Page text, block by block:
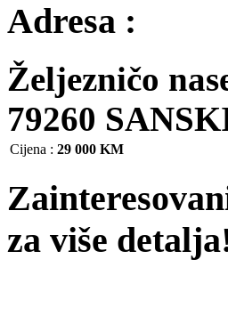
Adresa :
Željezničo
79260
Cijena : 29 000 KM
za više